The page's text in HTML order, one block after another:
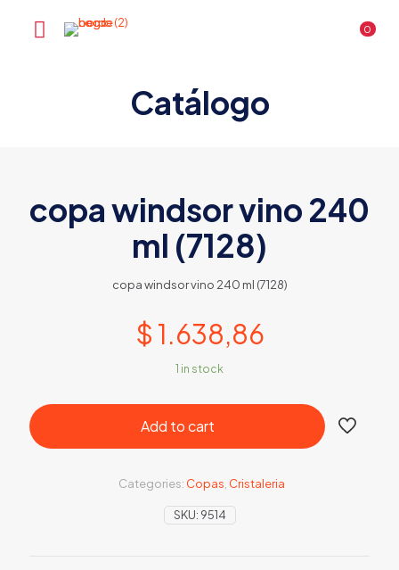
0
Catálogo
copa windsor vino 240
ml (7128)
copa windsor vino 240 ml (7128)
$ 1.638,86
1 in stock
Add to cart
SKU: 9514
Categories: Copas Cristaleria